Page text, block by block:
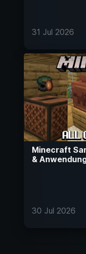
31 Jul 2026
Minecraft
&
30 Jul 2026